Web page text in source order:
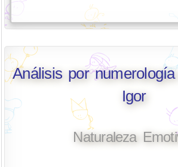
Análisis por
Igor
Naturaleza